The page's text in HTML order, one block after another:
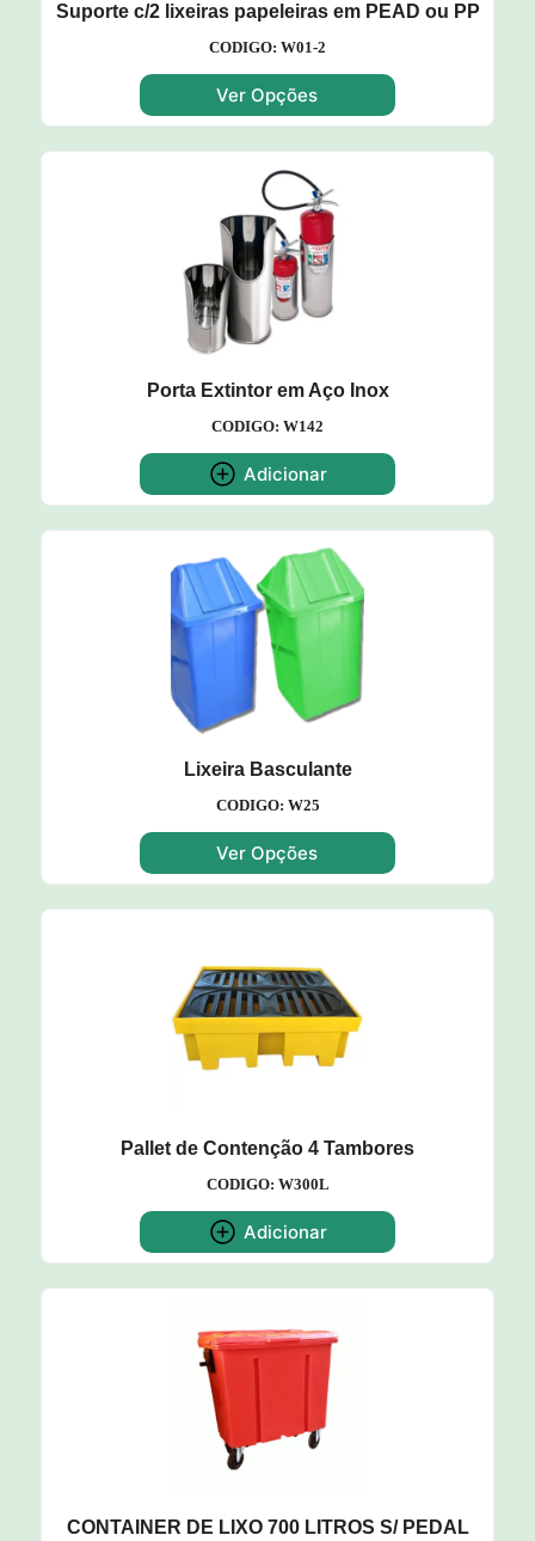
Suporte c/2 lixeiras papeleiras em PEAD ou PP
CODIGO: W01-2
Ver Opções
Porta Extintor em Aço Inox
CODIGO: W142
Adicionar
Lixeira Basculante
CODIGO: W25
Ver Opções
Pallet de Contenção 4 Tambores
CODIGO: W300L
Adicionar
CONTAINER DE LIXO 700 LITROS S/ PEDAL